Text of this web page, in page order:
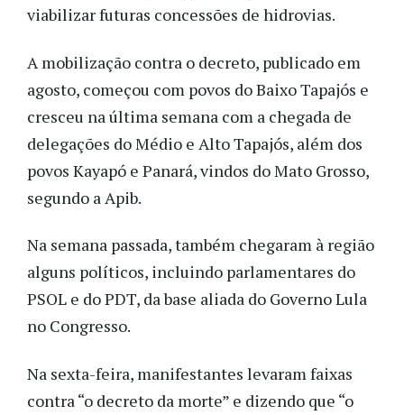
viabilizar futuras concessões de hidrovias.
A mobilização contra o decreto, publicado em
agosto, começou com povos do Baixo Tapajós e
cresceu na última semana com a chegada de
delegações do Médio e Alto Tapajós, além dos
povos Kayapó e Panará, vindos do Mato Grosso,
segundo a Apib.
Na semana passada, também chegaram à região
alguns políticos, incluindo parlamentares do
PSOL e do PDT, da base aliada do Governo Lula
no Congresso.
Na sexta-feira, manifestantes levaram faixas
contra “o decreto da morte” e dizendo que “o